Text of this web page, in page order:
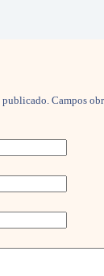
publicado. Campos